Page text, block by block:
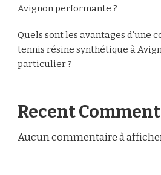
Avignon performante ?
Quels sont les avantages d’une
tennis résine synthétique à
particulier ?
Recent
Aucun commentaire à